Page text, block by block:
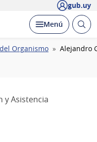
gub.uy
Desplegar
Menú Abrir
Organismo Alejandro
y Asistencia